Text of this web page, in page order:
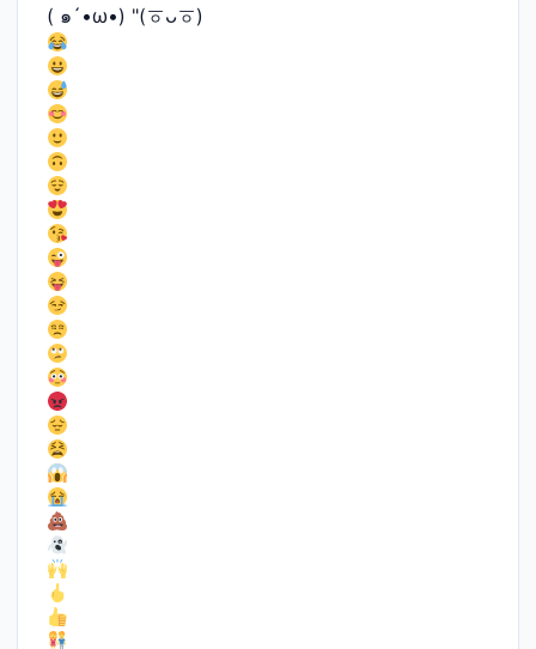
( ๑´•ω•) "(ㆆᴗㆆ)